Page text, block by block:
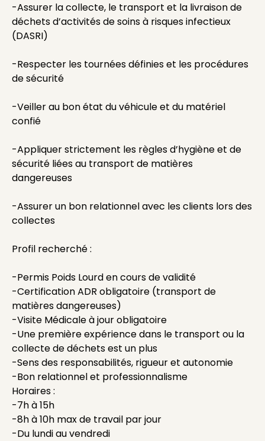
-Assurer la collecte, le transport et la livraison de
déchets d’activités de soins à risques infectieux
(DASRI)
-Respecter les tournées définies et les procédures
de sécurité
-Veiller au bon état du véhicule et du matériel
confié
-Appliquer strictement les règles d’hygiène et de
sécurité liées au transport de matières
dangereuses
-Assurer un bon relationnel avec les clients lors des
collectes
Profil recherché :
-Permis Poids Lourd en cours de validité
-Certification ADR obligatoire (transport de
matières dangereuses)
-Visite Médicale à jour obligatoire
-Une première expérience dans le transport ou la
collecte de déchets est un plus
-Sens des responsabilités, rigueur et autonomie
-Bon relationnel et professionnalisme
Horaires :
-7h à 15h
-8h à 10h max de travail par jour
-Du lundi au vendredi